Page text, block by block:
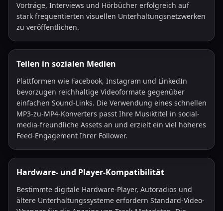
Vorträge, Interviews und Hörbücher erfolgreich auf
stark frequentierten visuellen Unterhaltungsnetzwerken
zu veröffentlichen.
Teilen in sozialen Medien
Plattformen wie Facebook, Instagram und LinkedIn
bevorzugen reichhaltige Videoformate gegenüber
einfachen Sound-Links. Die Verwendung eines schnellen
MP3-zu-MP4-Konverters passt Ihre Musiktitel in social-
media-freundliche Assets an und erzielt ein viel höheres
Feed-Engagement Ihrer Follower.
Hardware- und Player-Kompatibilität
Bestimmte digitale Hardware-Player, Autoradios und
ältere Unterhaltungssysteme erfordern Standard-Video-